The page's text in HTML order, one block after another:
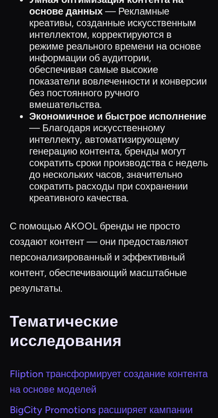
основе данных — Рекламные
креативы, созданные искусственным
интеллектом, корректируются в
режиме реального времени на основе
информации об аудитории,
обеспечивая самые высокие
показатели вовлеченности и конверсии
без постоянного ручного
вмешательства.
Экономичное и быстрое исполнение
— Благодаря искусственному
интеллекту, автоматизирующему
генерацию контента, бренды могут
сократить сроки производства с недель
до нескольких часов, значительно
сократить расходы при сохранении
креативного качества.
С помощью AKOOL бренды не просто
создают контент — они предоставляют
персонализированный и эффективный
контент, обеспечивающий масштабные
результаты.
Тематические
исследования
Fliption трансформирует создание контента
на основе моделей
BigCity Promotions расширяет кампании